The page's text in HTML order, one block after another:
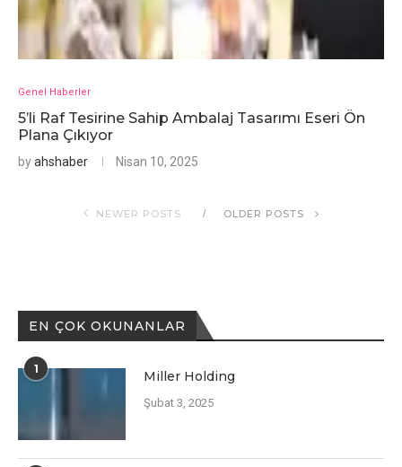
Genel Haberler
5’li Raf Tesirine Sahip Ambalaj Tasarımı Eseri Ön
Plana Çıkıyor
byahshaber Nisan 10, 2025
NEWER POSTS OLDER POSTS
EN ÇOK OKUNANLAR
1 Miller Holding
Şubat 3, 2025